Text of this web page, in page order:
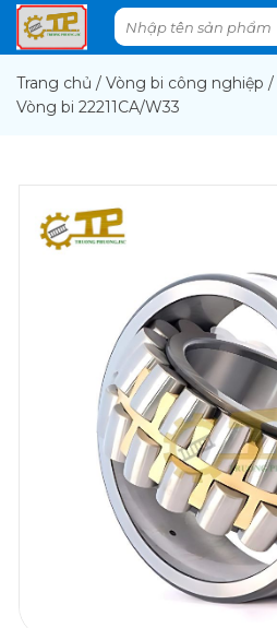
Trang chủ / Vòng bi công nghiệp /
Vòng bi 22211CA/W33